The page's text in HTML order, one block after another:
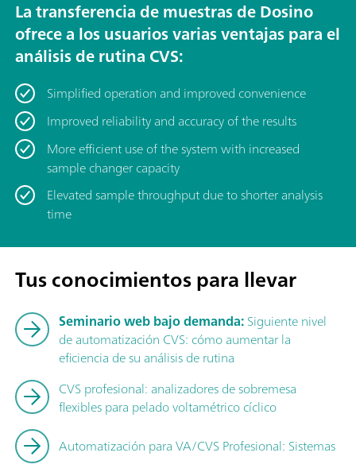
La transferencia de muestras de Dosino
ofrece a los usuarios varias ventajas para el
análisis de rutina CVS:
Simplified operation and improved convenience
Improved reliability and accuracy of the results
More efficient use of the system with increased
sample changer capacity
Elevated sample throughput due to shorter analysis
time
Tus conocimientos para llevar
Seminario web bajo demanda:Siguiente nivel
de automatización CVS: cómo aumentar la
eficiencia de su análisis de rutina
CVS profesional: analizadores de sobremesa
flexibles para pelado voltamétrico cíclico
Automatización para VA/CVS Profesional: Sistemas